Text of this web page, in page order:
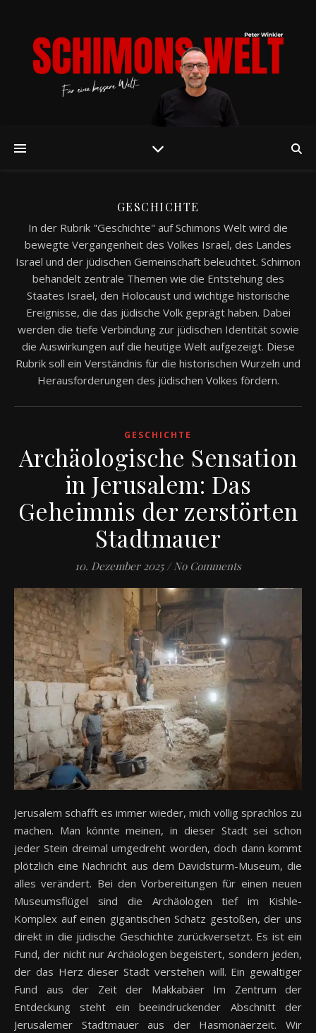
GESCHICHTE
In der Rubrik "Geschichte" auf Schimons Welt wird die
bewegte Vergangenheit des Volkes Israel, des Landes
Israel und der jüdischen Gemeinschaft beleuchtet. Schimon
behandelt zentrale Themen wie die Entstehung des
Staates Israel, den Holocaust und wichtige historische
Ereignisse, die das jüdische Volk geprägt haben. Dabei
werden die tiefe Verbindung zur jüdischen Identität sowie
die Auswirkungen auf die heutige Welt aufgezeigt. Diese
Rubrik soll ein Verständnis für die historischen Wurzeln und
Herausforderungen des jüdischen Volkes fördern.
GESCHICHTE
Archäologische Sensation
in Jerusalem: Das
Geheimnis der zerstörten
Stadtmauer
10. Dezember 2025 / No Comments
Jerusalem schafft es immer wieder, mich völlig sprachlos zu
machen. Man könnte meinen, in dieser Stadt sei schon
jeder Stein dreimal umgedreht worden, doch dann kommt
plötzlich eine Nachricht aus dem Davidsturm-Museum, die
alles verändert. Bei den Vorbereitungen für einen neuen
Museumsflügel sind die Archäologen tief im Kishle-
Komplex auf einen gigantischen Schatz gestoßen, der uns
direkt in die jüdische Geschichte zurückversetzt. Es ist ein
Fund, der nicht nur Archäologen begeistert, sondern jeden,
der das Herz dieser Stadt verstehen will. Ein gewaltiger
Fund aus der Zeit der Makkabäer Im Zentrum der
Entdeckung steht ein beeindruckender Abschnitt der
Jerusalemer Stadtmauer aus der Hasmonäerzeit. Wir